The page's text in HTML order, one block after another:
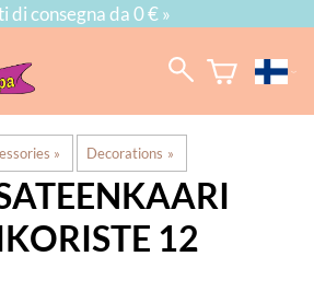
di consegna da 0 € »
‪» Decorations ‪»
12